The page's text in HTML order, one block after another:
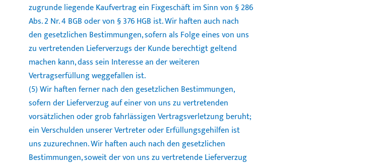
zugrunde liegende Kaufvertrag ein Fixgeschäft im Sinn von § 286
Abs. 2 Nr. 4 BGB oder von § 376 HGB ist. Wir haften auch nach
den gesetzlichen Bestimmungen, sofern als Folge eines von uns
zu vertretenden Lieferverzugs der Kunde berechtigt geltend
machen kann, dass sein Interesse an der weiteren
Vertragserfüllung weggefallen ist.
(5) Wir haften ferner nach den gesetzlichen Bestimmungen,
sofern der Lieferverzug auf einer von uns zu vertretenden
vorsätzlichen oder grob fahrlässigen Vertragsverletzung beruht;
ein Verschulden unserer Vertreter oder Erfüllungsgehilfen ist
uns zuzurechnen. Wir haften auch nach den gesetzlichen
Bestimmungen, soweit der von uns zu vertretende Lieferverzug